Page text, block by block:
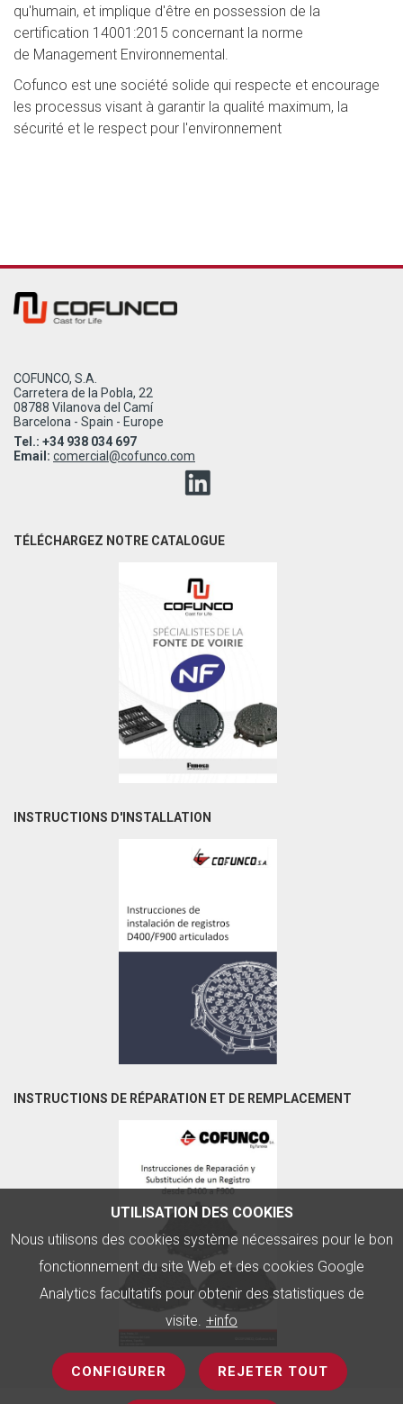
UTILISATION DES COOKIES
Nous utilisons des cookies système nécessaires pour le bon
fonctionnement du site Web et des cookies Google
Analytics facultatifs pour obtenir des statistiques de
visite. +info
CONFIGURER REJETER TOUT
qu'humain, et implique d'être en possession de la
certification 14001:2015 concernant la norme
de Management Environnemental.
Cofunco est une société solide qui respecte et encourage
les processus visant à garantir la qualité maximum, la
sécurité et le respect pour l'environnement
COFUNCO, S.A.
Carretera de la Pobla, 22
08788 Vilanova del Camí
Barcelona - Spain - Europe
Tel.: +34 938 034 697
Email: comercial@cofunco.com
TÉLÉCHARGEZ NOTRE CATALOGUE
INSTRUCTIONS D'INSTALLATION
INSTRUCTIONS DE RÉPARATION ET DE REMPLACEMENT